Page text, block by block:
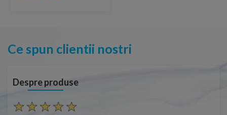
Ce spun clientii nostri
Despre produse